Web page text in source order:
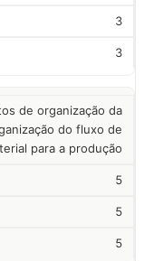
3
3
de organização da
do fluxo de
para a produção
5
5
5